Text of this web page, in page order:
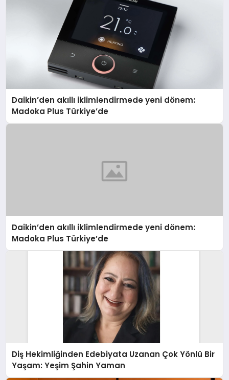
Daikin’den akıllı iklimlendirmede yeni dönem:
Madoka Plus Türkiye’de
Daikin’den akıllı iklimlendirmede yeni dönem:
Madoka Plus Türkiye’de
Diş Hekimliğinden Edebiyata Uzanan Çok Yönlü Bir
Yaşam: Yeşim Şahin Yaman